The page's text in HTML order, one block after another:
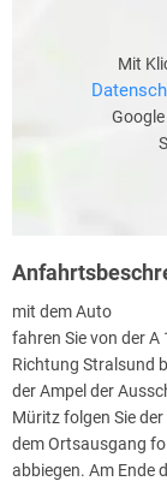
Mit
mit dem Auto
fahren Sie von der
Richtung Stralsund
der Ampel der
Müritz folgen Sie
dem Ortsausgang
abbiegen. Am Ende